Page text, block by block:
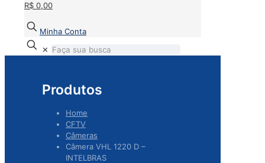
R$ 0,00
Minha Conta
✕
Produtos
Home
CFTV
Câmeras
Câmera VHL 1220 D –
INTELBRAS